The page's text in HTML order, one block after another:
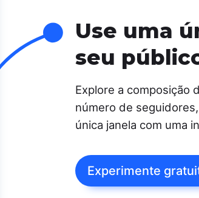
Use uma
seu
Explore a composição
número de
única janela com uma
Experimente